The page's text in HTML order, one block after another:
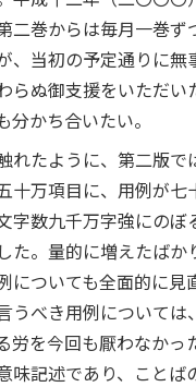
二巻からは毎月一巻ず
、当初の予定通りに無
らぬ御支援をいただい
分かち合いたい。
れたように、第二版で
十万項目に、用例が七
字数九千万字強にのぼ
た。量的に増えたばか
についても全面的に見
うべき用例については
労を今回も厭わなかっ
味記述であり、ことば